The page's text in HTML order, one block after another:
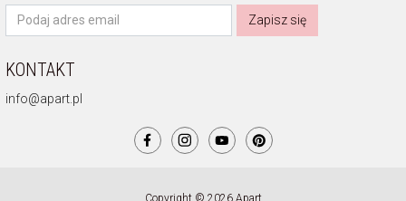
Zapisz się
KONTAKT
info@apart.pl
Copyright © 2026 Apart